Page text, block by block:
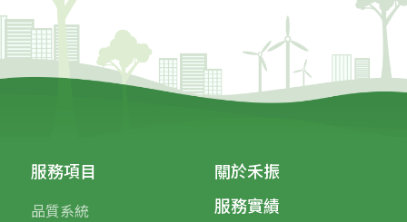
服務項目
品質系統
關於禾振
服務實績